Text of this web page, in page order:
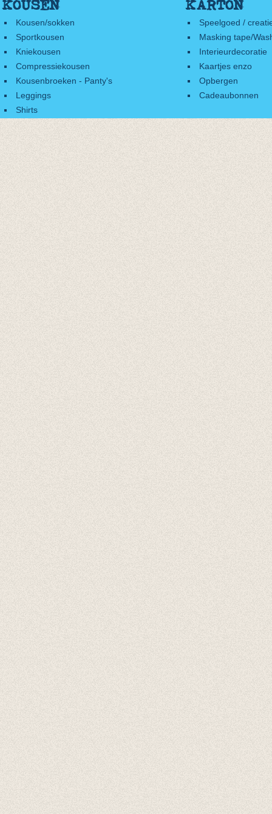
KOUSEN
Kousen/sokken
Sportkousen
Kniekousen
Compressiekousen
Kousenbroeken - Panty's
Leggings
Shirts
KARTON
Speelgoed /
Masking tape/
Interieurdecoratie
Kaartjes enzo
Opbergen
Cadeaubonnen